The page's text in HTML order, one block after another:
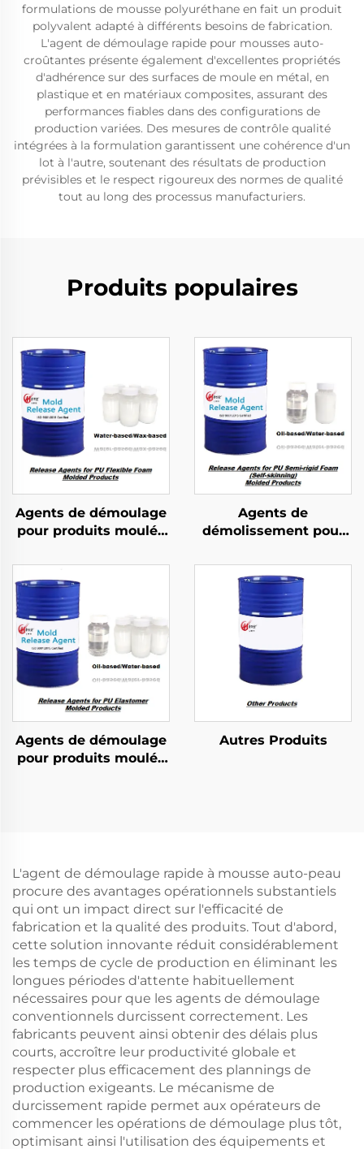
formulations de mousse polyuréthane en fait un produit
polyvalent adapté à différents besoins de fabrication.
L'agent de démoulage rapide pour mousses auto-
croûtantes présente également d'excellentes propriétés
d'adhérence sur des surfaces de moule en métal, en
plastique et en matériaux composites, assurant des
performances fiables dans des configurations de
production variées. Des mesures de contrôle qualité
intégrées à la formulation garantissent une cohérence d'un
lot à l'autre, soutenant des résultats de production
prévisibles et le respect rigoureux des normes de qualité
tout au long des processus manufacturiers.
Produits populaires
Agents de démoulage
pour produits moulés
Agents de
démolissement pour
mousse PU semi-
rigide
Agents de démoulage
pour produits moulés
Autres Produits
L'agent de démoulage rapide à mousse auto-peau
procure des avantages opérationnels substantiels
qui ont un impact direct sur l'efficacité de
fabrication et la qualité des produits. Tout d'abord,
cette solution innovante réduit considérablement
les temps de cycle de production en éliminant les
longues périodes d'attente habituellement
nécessaires pour que les agents de démoulage
conventionnels durcissent correctement. Les
fabricants peuvent ainsi obtenir des délais plus
courts, accroître leur productivité globale et
respecter plus efficacement des plannings de
production exigeants. Le mécanisme de
durcissement rapide permet aux opérateurs de
commencer les opérations de démoulage plus tôt,
optimisant ainsi l'utilisation des équipements et